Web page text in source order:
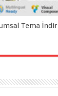
Tema İndir